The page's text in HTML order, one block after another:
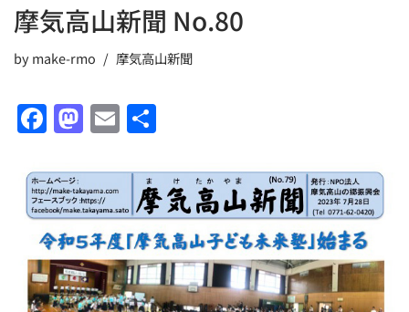
摩気高山新聞 No.80
bymake-rmo 摩気高山新聞
F
c
e
b
o
o
M
st
o
d
o
n
E
ai
l